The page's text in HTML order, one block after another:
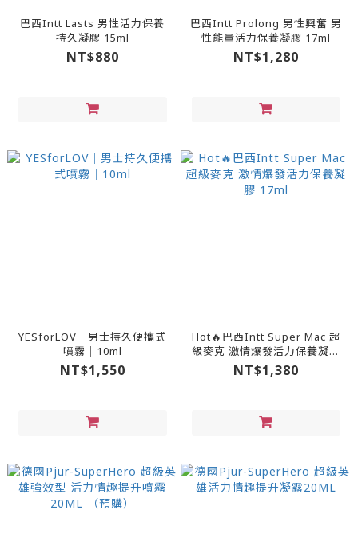
巴西Intt Lasts 男性活力保養
持久凝膠 15ml
NT$880
巴西Intt Prolong 男性興奮 男
性能量活力保養凝膠 17ml
NT$1,280
YESforLOV｜男士持久便攜式
噴霧｜10ml
NT$1,550
Hot🔥巴西Intt Super Mac 超
級麥克 激情爆發活力保養凝膠
17ml
NT$1,380